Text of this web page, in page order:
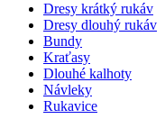
Dresy krátký rukáv
Dresy dlouhý rukáv
Bundy
Kraťasy
Dlouhé kalhoty
Návleky
Rukavice